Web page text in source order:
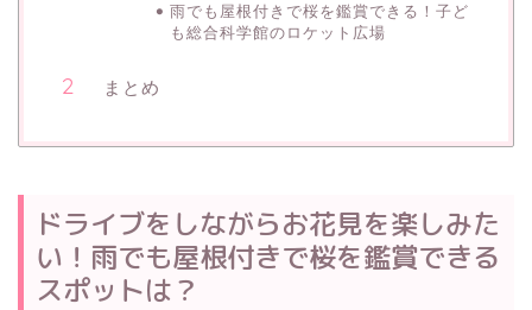
雨でも屋根付きで桜を鑑賞できる！子ど
も総合科学館のロケット広場
まとめ
ドライブをしながらお花見を楽しみた
い！雨でも屋根付きで桜を鑑賞できる
スポットは？